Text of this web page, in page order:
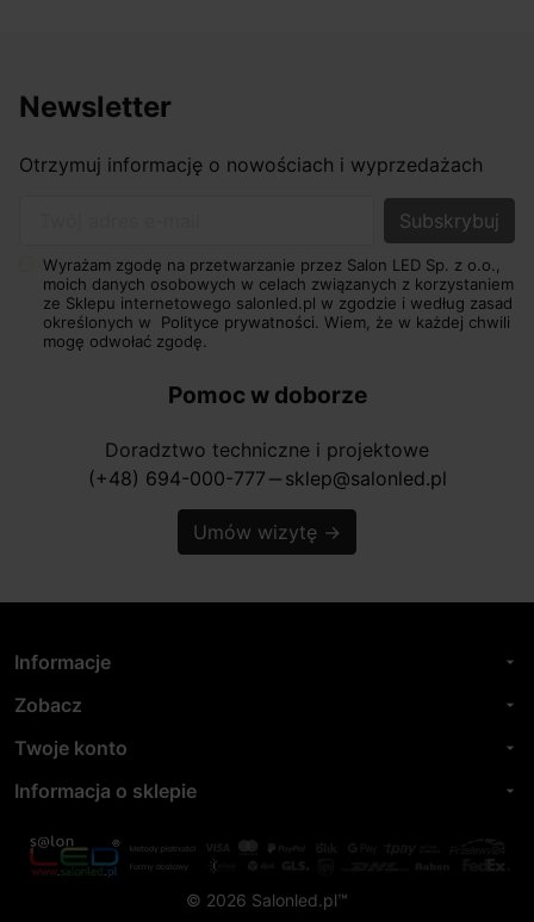
Newsletter
Otrzymuj informację o nowościach i wyprzedażach
Wyrażam zgodę na przetwarzanie przez Salon LED Sp. z o.o.,
moich danych osobowych w celach związanych z korzystaniem
ze Sklepu internetowego salonled.pl w zgodzie i według zasad
określonych w Polityce prywatności. Wiem, że w każdej chwili
mogę odwołać zgodę.
Pomoc w doborze
Doradztwo techniczne i projektowe
(+48) 694-000-777 horizontal_rule sklep@salonled.pl
Umów wizytę →
Informacje arrow_drop_down
Zobacz arrow_drop_down
Twoje konto arrow_drop_down
Informacja o sklepie arrow_drop_down
© 2026 Salonled.pl™